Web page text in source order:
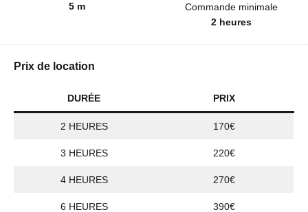
5 m
Commande minimale
2 heures
Prix de location
DURÉE PRIX
2 HEURES 170€
3 HEURES 220€
4 HEURES 270€
6 HEURES 390€